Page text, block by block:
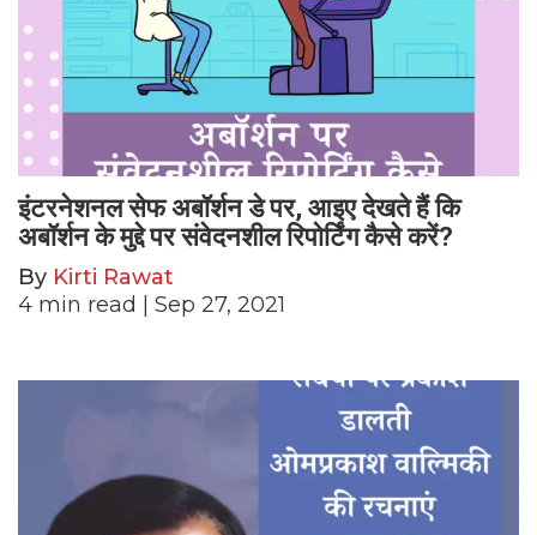
इंटरनेशनल सेफ अबॉर्शन डे पर, आइए देखते हैं कि
अबॉर्शन के मुद्दे पर संवेदनशील रिपोर्टिंग कैसे करें?
By Kirti Rawat
4 min read | Sep 27, 2021